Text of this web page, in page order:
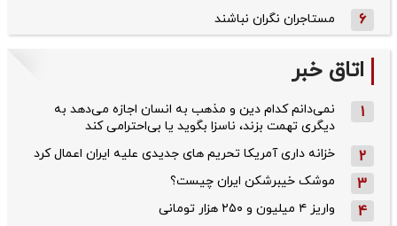
6 مستاجران نگران نباشند
اتاق خبر
1
نمی‌دانم کدام دین و مذهب به انسان اجازه می‌دهد به
دیگری تهمت بزند، ناسزا بگوید یا بی‌احترامی کند
2 خزانه داری آمریکا تحریم های جدیدی علیه ایران اعمال کرد
3 موشک خیبرشکن ایران چیست؟
4 واریز ۴ میلیون و ۲۵۰ هزار تومانی